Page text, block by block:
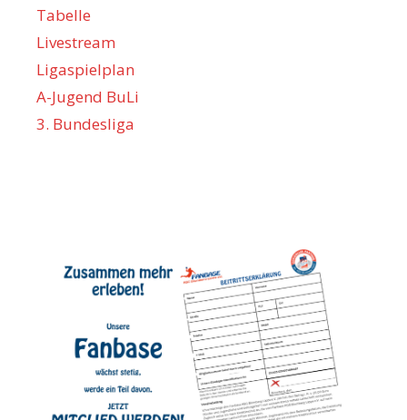
Tabelle
Livestream
Ligaspielplan
A-Jugend BuLi
3. Bundesliga